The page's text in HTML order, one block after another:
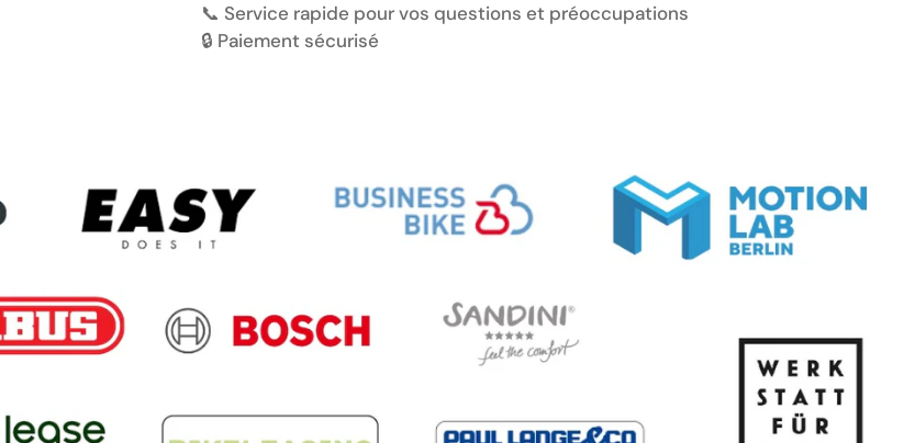
📞 Service rapide pour vos questions et préoccupations
🔒 Paiement sécurisé